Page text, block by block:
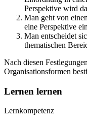
Perspektive wird
Man geht von
eine Perspektive
Man entscheidet
thematischen
Nach diesen
Organisationsformen
Lernen lernen
Lernkompetenz